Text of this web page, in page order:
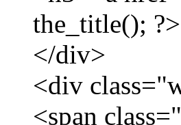
the_title();
</div>
<div
<span